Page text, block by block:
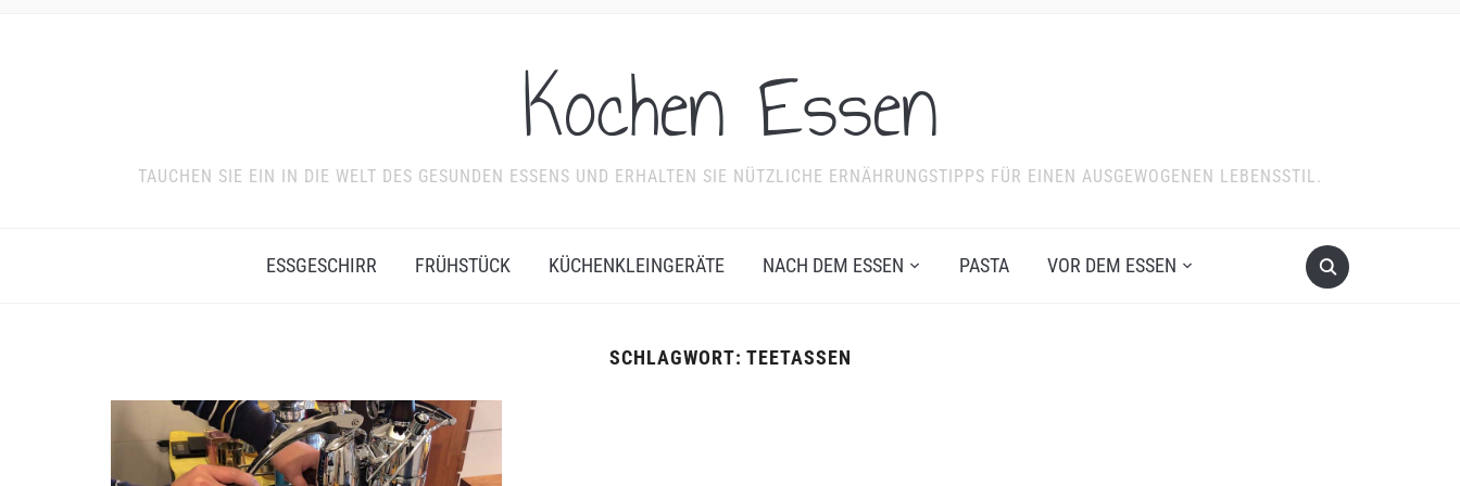
Kochen Essen
TAUCHEN SIE EIN IN DIE WELT DES GESUNDEN ESSENS UND ERHALTEN SIE NÜTZLICHE ERNÄHRUNGSTIPPS FÜR EINEN AUSGEWOGENEN LEBENSSTIL.
ESSGESCHIRR FRÜHSTÜCK KÜCHENKLEINGERÄTE NACH DEM ESSEN PASTA VOR DEM ESSEN
SCHLAGWORT: TEETASSEN